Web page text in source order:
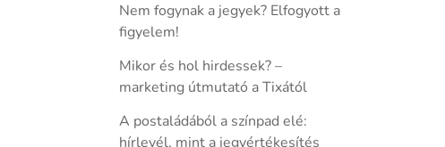
Nem fogynak a jegyek? Elfogyott a
figyelem!
Mikor és hol hirdessek? –
marketing útmutató a Tixától
A postaládából a színpad elé:
hírlevél, mint a jegyértékesítés